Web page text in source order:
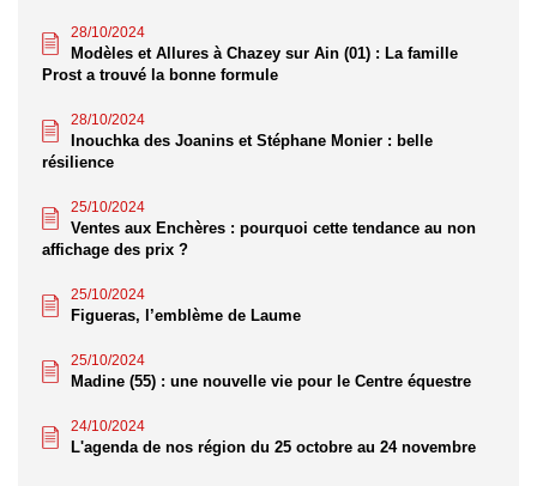
28/10/2024
Modèles et Allures à Chazey sur Ain (01) : La famille
Prost a trouvé la bonne formule
28/10/2024
Inouchka des Joanins et Stéphane Monier : belle
résilience
25/10/2024
Ventes aux Enchères : pourquoi cette tendance au non
affichage des prix ?
25/10/2024
Figueras, l’emblème de Laume
25/10/2024
Madine (55) : une nouvelle vie pour le Centre équestre
24/10/2024
L'agenda de nos région du 25 octobre au 24 novembre